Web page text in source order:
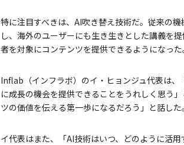
特に注目すべきは、AI吹き替え技術だ。従来の
し、海外のユーザーにも生き生きとした講義を
者を対象にコンテンツを提供できるようになった
Inflab（インフラボ）のイ・ヒョンジュ代表は
に成長の機会を提供できることをうれしく思う
ツの価値を伝える第一歩になるだろう」と話した。
イ代表はまた、「AI技術はいつ、どのように活